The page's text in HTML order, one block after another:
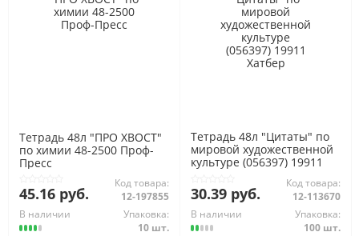
Тетрадь 48л "ПРО ХВОСТ"
по химии 48-2500 Проф-
Пресс
45.16 руб.
Код товара:
12-197855
В наличии
Упаковка:
10 шт.
Тетрадь 48л "Цитаты" по
мировой художественной
культуре (056397) 19911
30.39 руб.
Код товара:
12-113670
В наличии
Упаковка:
100 шт.